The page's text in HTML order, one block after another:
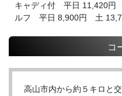
キャディ付 平日 11,420
ルフ 平日 8,900円 土
コ
高山市内から約５キロと